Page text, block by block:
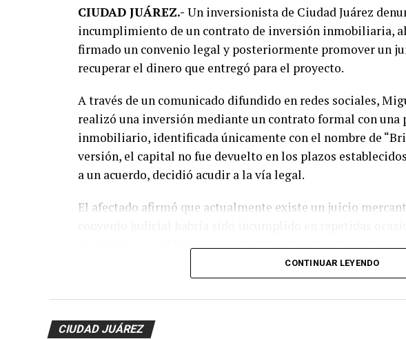
CIUDAD JUÁREZ.- Un inversionista de Ciudad Juárez
incumplimiento de un contrato de inversión inmobiliaria, al
firmado un convenio legal y posteriormente promover un
recuperar el dinero que entregó para el proyecto.
A través de un comunicado difundido en redes sociales,
realizó una inversión mediante un contrato formal con una
inmobiliario, identificada únicamente con el nombre de
versión, el capital no fue devuelto en los plazos
a un acuerdo, decidió acudir a la vía legal.
El afectado afirmó que actualmente existe un juicio
documentar las inversiones, firmar contratos y exigir
recibirían un rendimiento a los tres meses y la devolución
CONTINUAR LEYENDO
CIUDAD JUÁREZ